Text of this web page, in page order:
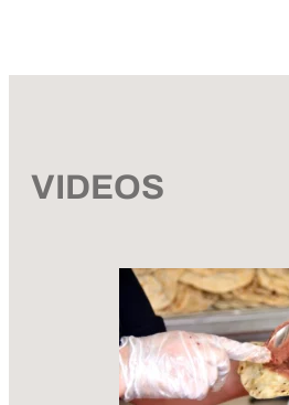
VIDEOS